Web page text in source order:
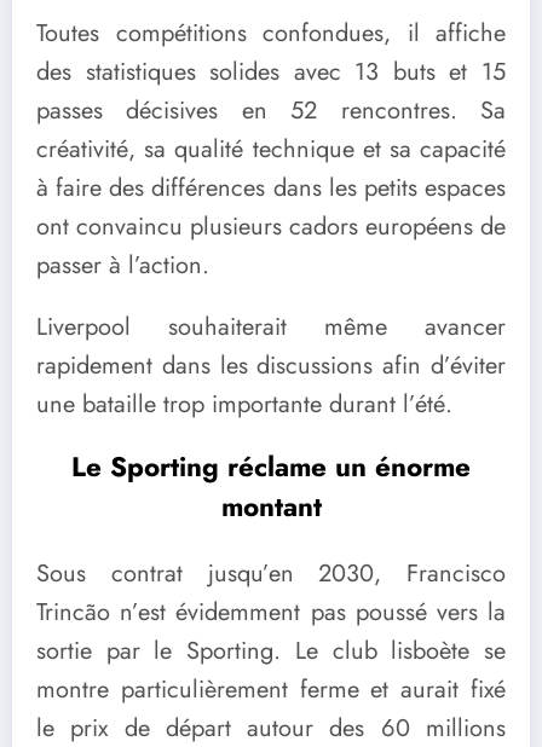
Toutes compétitions confondues, il affiche
des statistiques solides avec 13 buts et 15
passes décisives en 52 rencontres. Sa
créativité, sa qualité technique et sa capacité
à faire des différences dans les petits espaces
ont convaincu plusieurs cadors européens de
passer à l’action.
Liverpool souhaiterait même avancer
rapidement dans les discussions afin d’éviter
une bataille trop importante durant l’été.
Le Sporting réclame un énorme
montant
Sous contrat jusqu’en 2030, Francisco
Trincão n’est évidemment pas poussé vers la
sortie par le Sporting. Le club lisboète se
montre particulièrement ferme et aurait fixé
le prix de départ autour des 60 millions